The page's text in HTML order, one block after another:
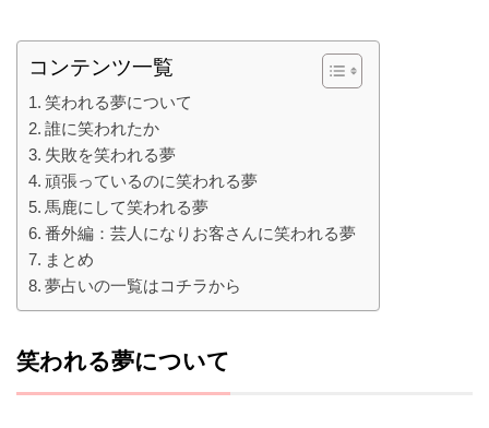
コンテンツ一覧
笑われる夢について
誰に笑われたか
失敗を笑われる夢
頑張っているのに笑われる夢
馬鹿にして笑われる夢
番外編：芸人になりお客さんに笑われる夢
まとめ
夢占いの一覧はコチラから
笑われる夢について